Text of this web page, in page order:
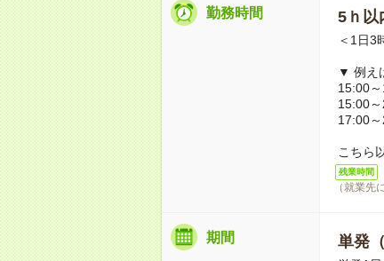
勤務時間 5ｈ以
＜1日3
▼ 例
15:00
15:00
17:00
こちら
残業時間
（就業先
期間 単発